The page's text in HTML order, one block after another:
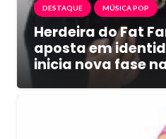
DESTAQUE MÚSICA POP
Herdeira do Fat
aposta em
inicia nova fase